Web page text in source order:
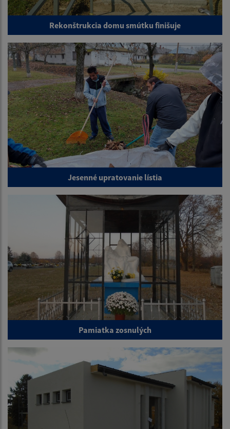
Rekonštrukcia domu smútku finišuje
Jesenné upratovanie lístia
Pamiatka zosnulých